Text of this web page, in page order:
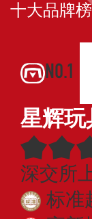
十大品牌榜
NO.1
星辉玩
深交所
标准